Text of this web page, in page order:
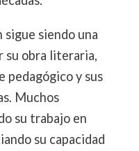
sigue siendo una
su obra literaria,
pedagógico y sus
Muchos
su trabajo en
su capacidad